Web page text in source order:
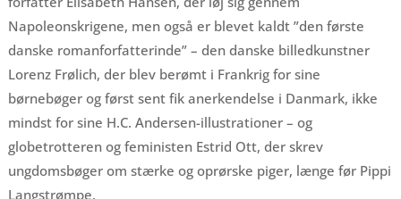
Napoleonskrigene, men også er blevet kaldt ”den første
danske romanforfatterinde” – den danske billedkunstner
Lorenz Frølich, der blev berømt i Frankrig for sine
børnebøger og først sent fik anerkendelse i Danmark, ikke
mindst for sine H.C. Andersen-illustrationer – og
globetrotteren og feministen Estrid Ott, der skrev
ungdomsbøger om stærke og oprørske piger, længe før Pippi
Langstrømpe.